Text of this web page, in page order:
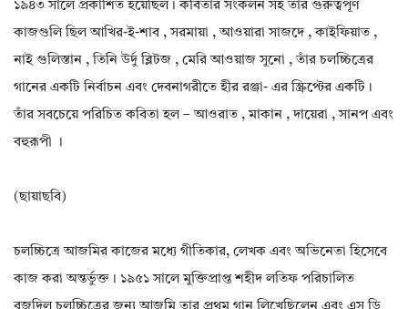
১৯৪৩ সালে প্রকাশিত হয়েছিল। কবিতার সংকলন সহ তাঁর গুরুত্বপূর্ণ
কাজগুলি ছিল আখির-ই-শাব , সরমায়া , আওয়ারা সাজদে , কাইফিয়াত ,
নাই গুলিস্তান , তিনি উর্দু ব্লিটজ , মেরি আওয়াজ সুনো , তাঁর চলচ্চিত্রের
গানের একটি নির্বাচন এবং দেবনাগরীতে হীর রঞ্জা- এর স্ক্রিপ্টের একটি।
তাঁর সবচেয়ে পরিচিত কবিতা হল – আওরাত , মাকান , দায়েরা , সানপ এবং
বহুরূপী ।
(ছায়াছবি)
চলচ্চিত্রে আজমির কাজের মধ্যে গীতিকার, লেখক এবং অভিনেতা হিসেবে
কাজ করা অন্তর্ভুক্ত। ১৯৫১ সালে মুক্তিপ্রাপ্ত শহীদ লতিফ পরিচালিত